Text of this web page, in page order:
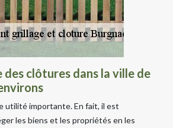
des clôtures dans la ville de
utilité importante. En fait, il est
les biens et les propriétés en les